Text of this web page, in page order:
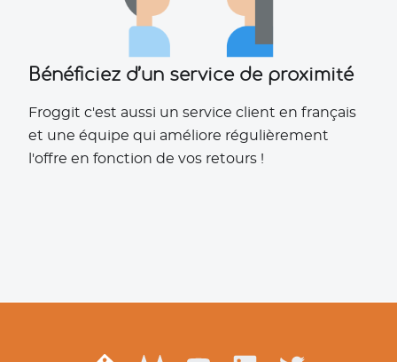
Bénéficiez d’un service de proximité
Froggit c'est aussi un service client en français
et une équipe qui améliore régulièrement
l'offre en fonction de vos retours !